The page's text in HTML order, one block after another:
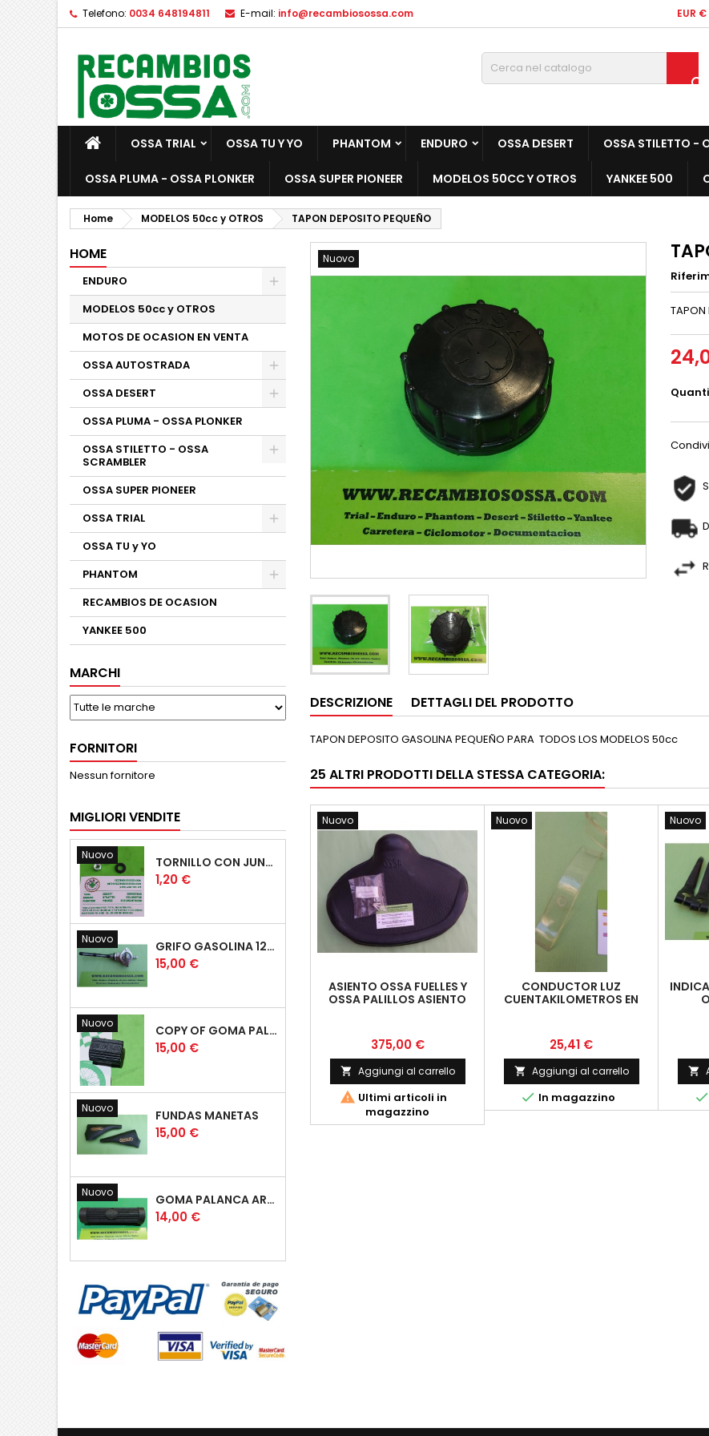
Telefono: 0034 648194811 E-mail: info@recambiosossa.com EUR €

OSSA TRIAL OSSA TU Y YO PHANTOM ENDURO OSSA DESERT OSSA STILETTO -
OSSA PLUMA - OSSA PLONKER OSSA SUPER PIONEER MODELOS 50CC Y OTROS YANKEE 500
Home MODELOS 50cc y OTROS TAPON DEPOSITO PEQUEÑO
HOME
ENDURO
MODELOS 50cc y OTROS
MOTOS DE OCASION EN VENTA
OSSA AUTOSTRADA
OSSA DESERT
OSSA PLUMA - OSSA PLONKER
OSSA STILETTO - OSSA
SCRAMBLER
OSSA SUPER PIONEER
OSSA TRIAL
OSSA TU y YO
PHANTOM
RECAMBIOS DE OCASION
YANKEE 500
MARCHI
FORNITORI
Nessun fornitore
MIGLIORI VENDITE
Nuovo TORNILLO CON JUNTA OSSA GUARDABARROS Y TAPAS
Prezzo
1,20 €
Nuovo GRIFO GASOLINA 12MM
Prezzo
15,00 €
Nuovo COPY OF GOMA PALANCA CAMBIO DE MARCHAS GOMA PEDAL CAMBIO MARCHAS
Prezzo
15,00 €
Nuovo FUNDAS MANETAS
Prezzo
15,00 €
Nuovo GOMA PALANCA ARRANQUE OSSA RUBBER KICK START PEDAL
Prezzo
14,00 €
Nuovo
TAPON
DESCRIZIONE DETTAGLI DEL PRODOTTO
TAPON DEPOSITO GASOLINA PEQUEÑO PARA TODOS LOS MODELOS 50cc
25 ALTRI PRODOTTI DELLA STESSA CATEGORIA:
Nuovo
ASIENTO OSSA FUELLES Y
OSSA PALILLOS ASIENTO
Prezzo
375,00 €
 Aggiungi al carrello
 Ultimi articoli in
magazzino
Nuovo
CONDUCTOR LUZ
CUENTAKILOMETROS EN
Prezzo
25,41 €
 Aggiungi al carrello
 In magazzino
Nuovo

